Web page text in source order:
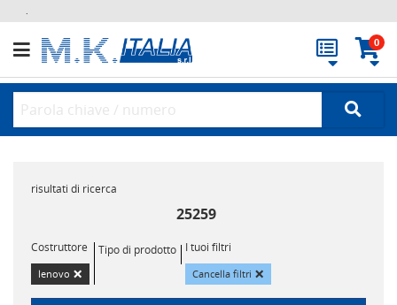
.
0
risultati di ricerca
25259
Costruttore
lenovo ×
Tipo di prodotto I tuoi filtri
Cancella filtri ×